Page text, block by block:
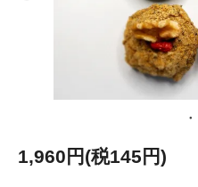
1,960円(税145円)